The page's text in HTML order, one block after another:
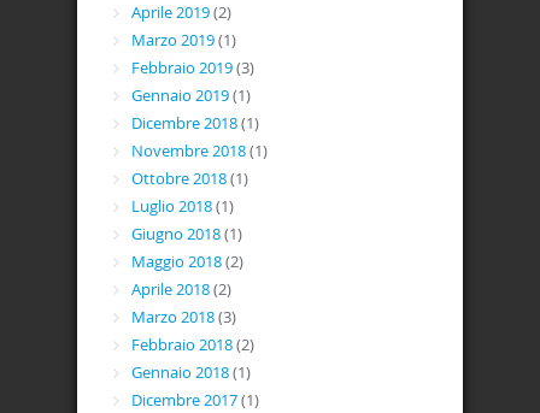
Aprile 2019(2)
Marzo 2019(1)
Febbraio 2019(3)
Gennaio 2019(1)
Dicembre 2018(1)
Novembre 2018(1)
Ottobre 2018(1)
Luglio 2018(1)
Giugno 2018(1)
Maggio 2018(2)
Aprile 2018(2)
Marzo 2018(3)
Febbraio 2018(2)
Gennaio 2018(1)
Dicembre 2017(1)